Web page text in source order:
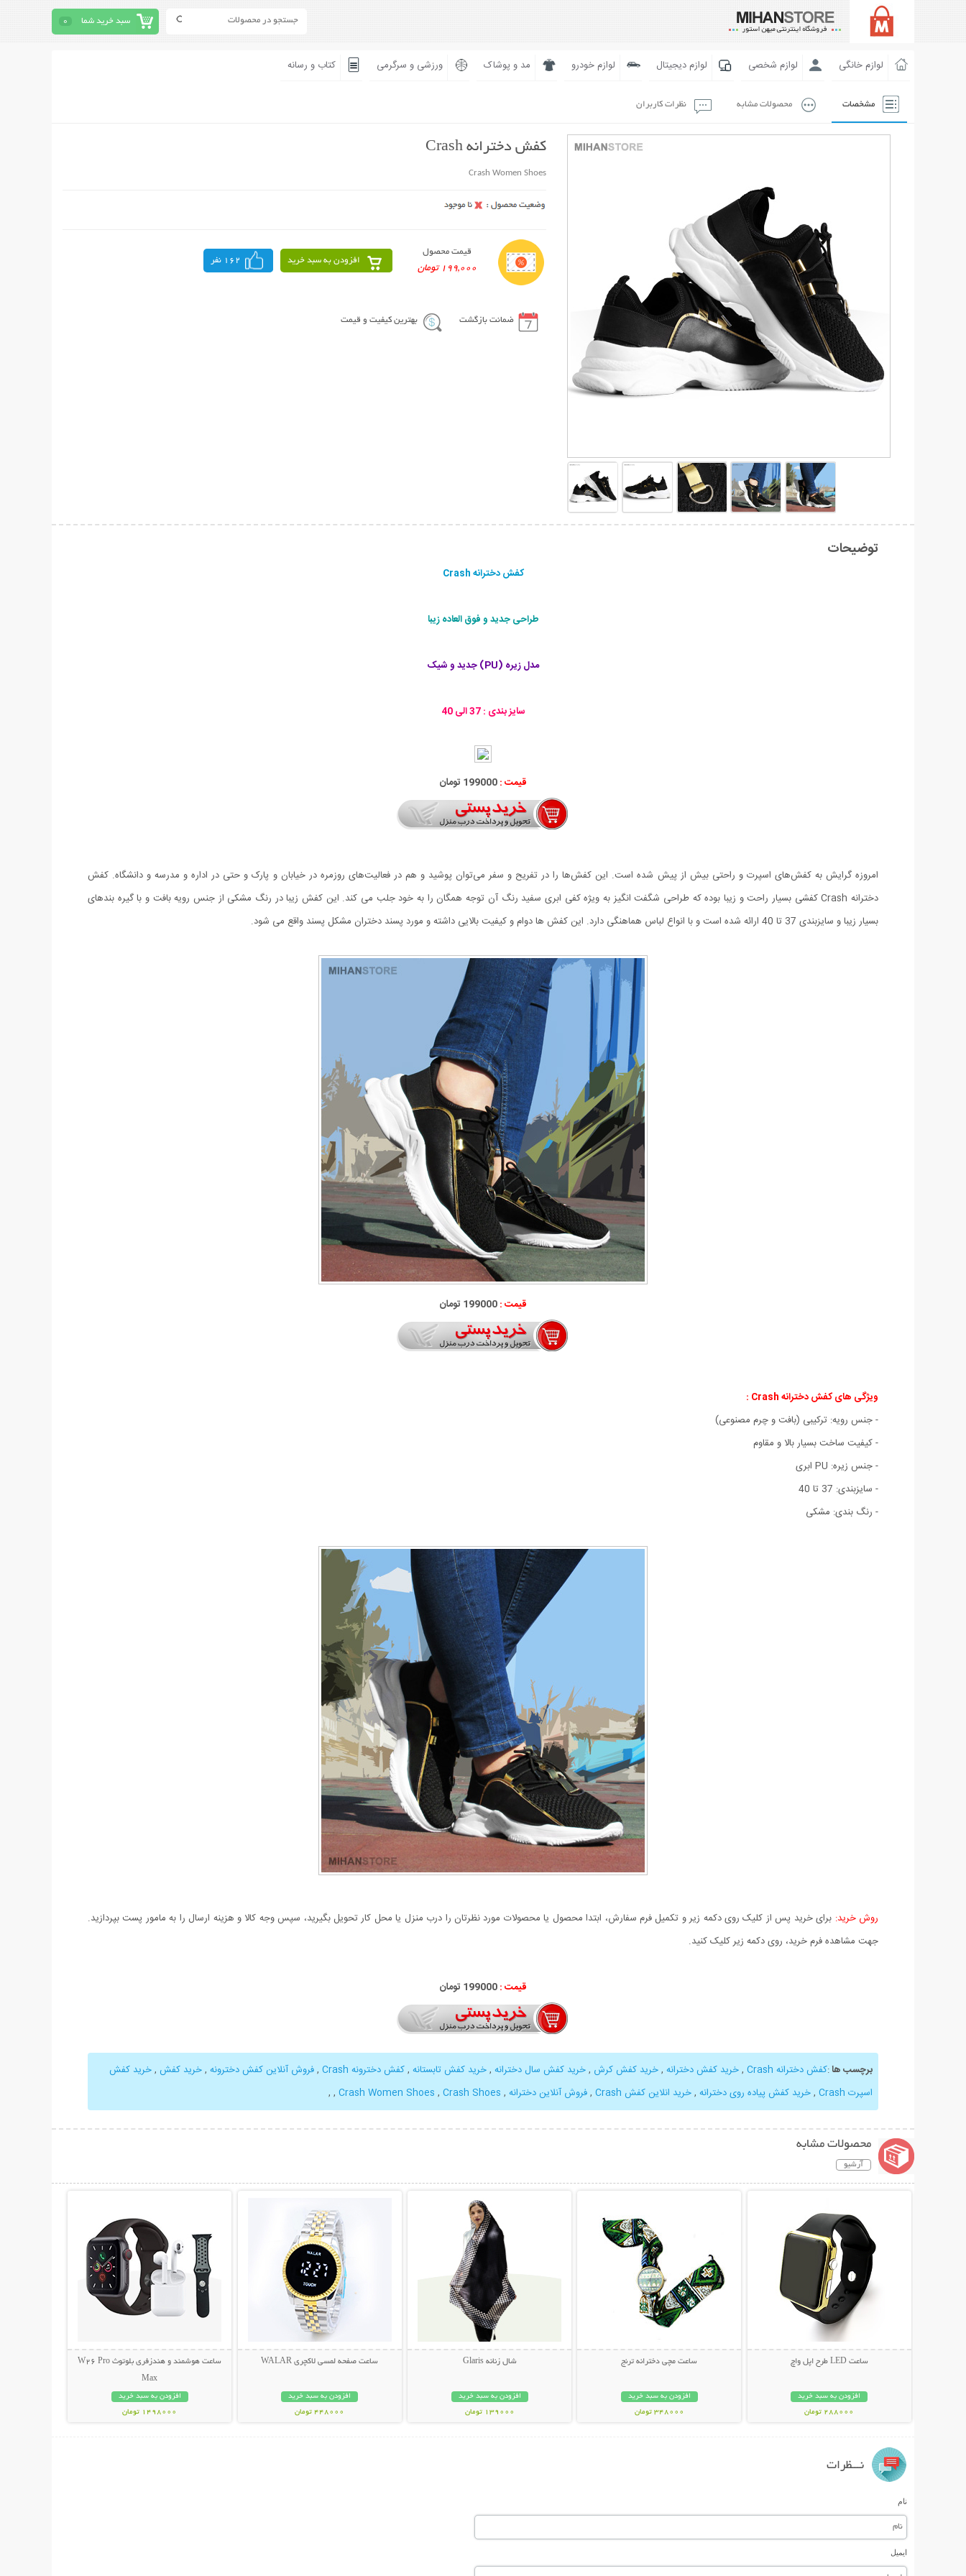
سبد خرید شما 0
لوازم خانگی لوازم شخصی لوازم دیجیتال لوازم خودرو مد و پوشاک ورزشی و سرگرمی کتاب و رسانه
مشخصات محصولات مشابه نظرات کاربران
کفش دخترانه Crash
Crash Women Shoes
قیمت محصول
199,000 تومان
افزودن به سبد خرید 162 نفر
ضمانت بازگشت بهترین کیفیت و قیمت
توضیحات
کفش دخترانه Crash
طراحی جديد و فوق العاده زیبا
مدل زیره (PU) جدید و شیک
سایز بندی : 37 الی 40
قیمت :199000 تومان
امروزه گرایش به کفش‌های اسپرت و راحتی بیش از پیش شده است. این کفش‌ها را در تفریح و سفر می‌توان پوشید و هم در فعالیت‌های روزمره در خیابان و پارک و حتی در اداره و مدرسه و دانشگاه. کفش
دخترانه Crash کفشی بسیار راحت و زیبا بوده که طراحی شگفت انگیز به ویژه کفی ابری سفید رنگ آن توجه همگان را به خود جلب می کند. این کفش زیبا در رنگ مشکی از جنس رویه بافت و با گیره بندهای
بسیار زیبا و سایزبندی 37 تا 40 ارائه شده است و با انواع لباس هماهنگی دارد. این کفش ها دوام و کیفیت بالایی داشته و مورد پسند دختران مشکل پسند واقع می شود.
قیمت :199000 تومان
ویژگی های کفش دخترانه Crash :
- جنس رویه: ترکیبی (بافت و چرم مصنوعی)
- کیفیت ساخت بسیار بالا و مقاوم
- جنس زیره: PU ابری
- سایزبندی: 37 تا 40
- رنگ بندی: مشکی
روش خرید: برای خرید پس از کلیک روی دکمه زیر و تکمیل فرم سفارش، ابتدا محصول یا محصولات مورد نظرتان را درب منزل یا محل کار تحویل بگیرید، سپس وجه کالا و هزینه ارسال را به مامور پست بپردازید.
جهت مشاهده فرم خرید، روی دکمه زیر کلیک کنید.
قیمت :199000 تومان
برچسب ها:کفش دخترانه Crash ,خرید کفش دخترانه ,خرید کفش کرش ,خرید کفش سال دخترانه ,خرید کفش تابستانه ,کفش دخترونه Crash ,فروش آنلاین کفش دخترونه ,خرید کفش ,خرید کفش
اسپرت Crash
,خرید کفش پیاده روی دخترانه ,خرید انلاین کفش Crash ,فروش آنلاین دخترانه ,
Crash Women Shoes , Crash Shoes
,
,
محصولات مشابه
آرشیو
ساعت LED طرح اپل واچ
افزودن به سبد خرید
288000 تومان
ساعت مچی دخترانه ترنج
افزودن به سبد خرید
348000 تومان
شال زنانه Glaris
افزودن به سبد خرید
139000 تومان
ساعت صفحه لمسی لاکچری WALAR
افزودن به سبد خرید
448000 تومان
ساعت هوشمند و هندزفری بلوتوث W26 Pro
Max
افزودن به سبد خرید
1498000 تومان
نـــظرات
نام
ایمیل